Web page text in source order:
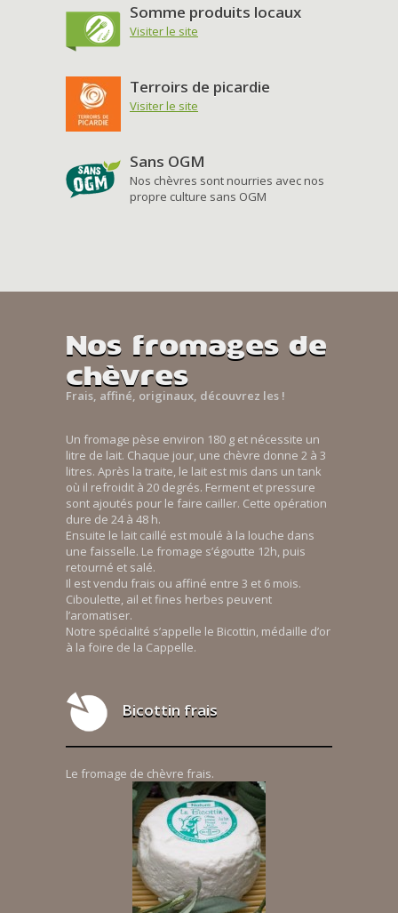
Somme produits locaux
Visiter le site
Terroirs de picardie
Visiter le site
Sans OGM
Nos chèvres sont nourries avec nos
propre culture sans OGM
Nos fromages de
chèvres
Frais, affiné, originaux, découvrez les !
Un fromage pèse environ 180 g et nécessite un
litre de lait. Chaque jour, une chèvre donne 2 à 3
litres. Après la traite, le lait est mis dans un tank
où il refroidit à 20 degrés. Ferment et pressure
sont ajoutés pour le faire cailler. Cette opération
dure de 24 à 48 h.
Ensuite le lait caillé est moulé à la louche dans
une faisselle. Le fromage s’égoutte 12h, puis
retourné et salé.
Il est vendu frais ou affiné entre 3 et 6 mois.
Ciboulette, ail et fines herbes peuvent
l’aromatiser.
Notre spécialité s’appelle le Bicottin, médaille d’or
à la foire de la Cappelle.
Bicottin frais
Le fromage de chèvre frais.